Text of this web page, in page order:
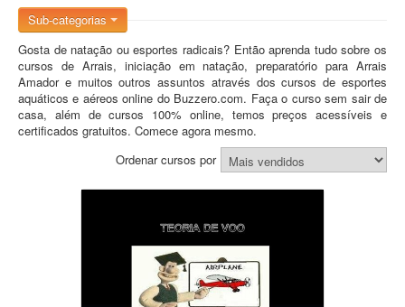
Sub-categorias
Gosta de natação ou esportes radicais? Então aprenda tudo sobre os
cursos de Arrais, iniciação em natação, preparatório para Arrais
Amador e muitos outros assuntos através dos cursos de esportes
aquáticos e aéreos online do Buzzero.com. Faça o curso sem sair de
casa, além de cursos 100% online, temos preços acessíveis e
certificados gratuitos. Comece agora mesmo.
Ordenar cursos por